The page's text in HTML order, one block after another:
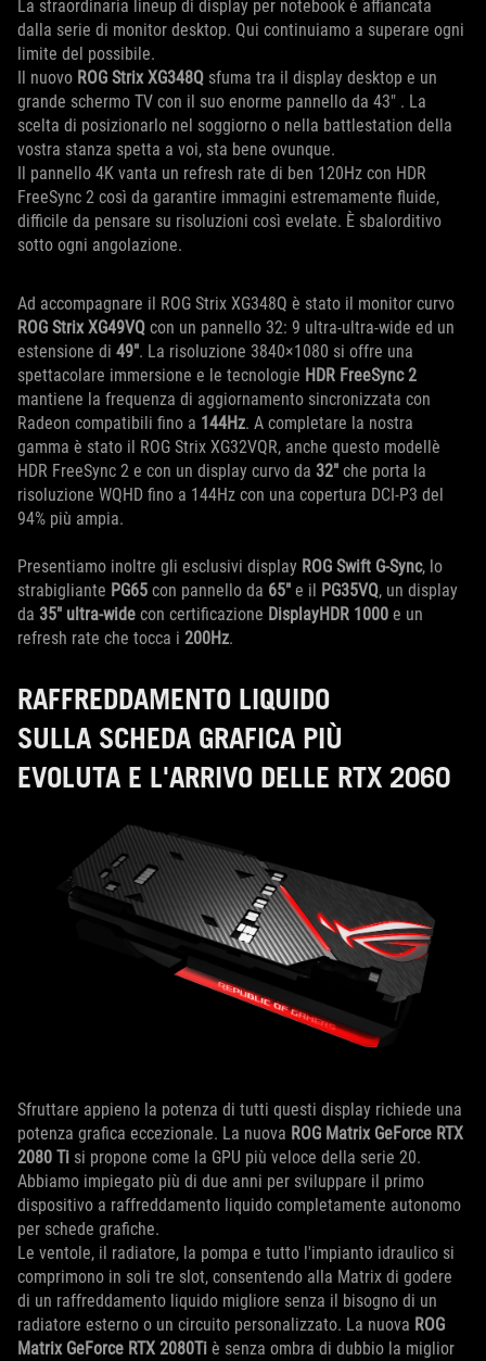
La straordinaria lineup di display per notebook è affiancata
dalla serie di monitor desktop. Qui continuiamo a superare ogni
limite del possibile.
Il nuovo ROG Strix XG348Q sfuma tra il display desktop e un
grande schermo TV con il suo enorme pannello da 43" . La
scelta di posizionarlo nel soggiorno o nella battlestation della
vostra stanza spetta a voi, sta bene ovunque.
Il pannello 4K vanta un refresh rate di ben 120Hz con HDR
FreeSync 2 così da garantire immagini estremamente fluide,
difficile da pensare su risoluzioni così evelate. È sbalorditivo
sotto ogni angolazione.
Ad accompagnare il ROG Strix XG348Q è stato il monitor curvo
ROG Strix XG49VQ con un pannello 32: 9 ultra-ultra-wide ed un
estensione di 49". La risoluzione 3840×1080 si offre una
spettacolare immersione e le tecnologie HDR FreeSync 2
mantiene la frequenza di aggiornamento sincronizzata con
Radeon compatibili fino a 144Hz. A completare la nostra
gamma è stato il ROG Strix XG32VQR, anche questo modellè
HDR FreeSync 2 e con un display curvo da 32" che porta la
risoluzione WQHD fino a 144Hz con una copertura DCI-P3 del
94% più ampia.
Presentiamo inoltre gli esclusivi display ROG Swift G-Sync, lo
strabigliante PG65 con pannello da 65" e il PG35VQ, un display
da 35" ultra-wide con certificazione DisplayHDR 1000 e un
refresh rate che tocca i 200Hz.
RAFFREDDAMENTO LIQUIDO
SULLA SCHEDA GRAFICA PIÙ
EVOLUTA E L'ARRIVO DELLE RTX 2060
Sfruttare appieno la potenza di tutti questi display richiede una
potenza grafica eccezionale. La nuova ROG Matrix GeForce RTX
2080 Ti si propone come la GPU più veloce della serie 20.
Abbiamo impiegato più di due anni per sviluppare il primo
dispositivo a raffreddamento liquido completamente autonomo
per schede grafiche.
Le ventole, il radiatore, la pompa e tutto l'impianto idraulico si
comprimono in soli tre slot, consentendo alla Matrix di godere
di un raffreddamento liquido migliore senza il bisogno di un
radiatore esterno o un circuito personalizzato. La nuova ROG
Matrix GeForce RTX 2080Ti è senza ombra di dubbio la miglior